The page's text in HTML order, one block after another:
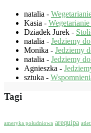
natalia -
Kasia -
Dziadek Jurek -
natalia - Jedziemy
Monika - Jedziemy
natalia - Jedziemy
Agnieszka -
sztuka -
Tagi
ameryka południowa arequipa